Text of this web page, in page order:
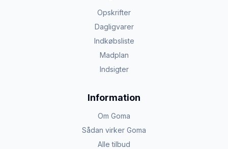
Opskrifter
Dagligvarer
Indkøbsliste
Madplan
Indsigter
Information
Om Goma
Sådan virker Goma
Alle tilbud